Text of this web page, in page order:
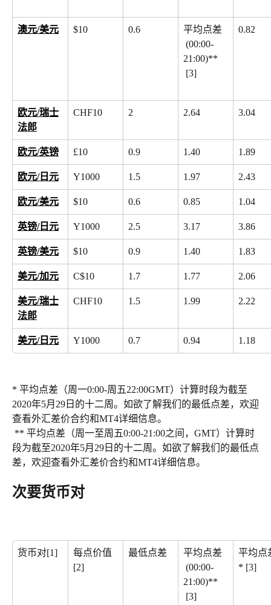
澳元/美元 $10 0.6
平均点差
21:00)**
[3]
0.82
欧元/瑞士
法郎
CHF10 2 2.64 3.04
欧元/英镑 £10 0.9 1.40 1.89
欧元/日元 Y1000 1.5 1.97 2.43
欧元/美元 $10 0.6 0.85 1.04
英镑/日元 Y1000 2.5 3.17 3.86
英镑/美元 $10 0.9 1.40 1.83
美元/加元 C$10 1.7 1.77 2.06
美元/瑞士
法郎
CHF10 1.5 1.99 2.22
美元/日元 Y1000 0.7 0.94 1.18
* 平均点差（周一0:00-周五22:00GMT）计算时段为截至
2020年5月29日的十二周。如欲了解我们的最低点差，欢迎
查看外汇差价合约和MT4详细信息。
段为截至2020年5月29日的十二周。如欲了解我们的最低点
差，欢迎查看外汇差价合约和MT4详细信息。
次要货币对
货币对[1]
每点价值
[2]
最低点差
平均点差
21:00)**
[3]
平均点
* [3]